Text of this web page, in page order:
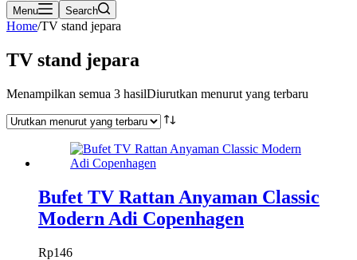
Menu Search
Home/TV stand jepara
TV stand jepara
Menampilkan semua 3 hasilDiurutkan menurut yang terbaru
Bufet TV Rattan Anyaman Classic
Modern Adi Copenhagen
Rp146